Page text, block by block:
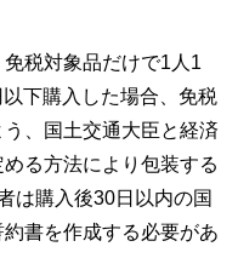
税対象品だけで1人1
下購入した場合、免税
、国土交通大臣と経済
る方法により包装する
は購入後30日以内の国
書を作成する必要があ